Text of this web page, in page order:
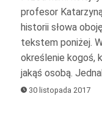
profesor
historii słowa
tekstem poniżej.
określenie kogoś,
jakąś osobą.
30 listopada 2017